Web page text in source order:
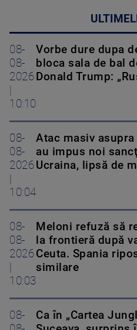
08-
08-
2026
10:10
Vorbe dure dupa
bloca sala de bal
Donald Trump:
08-
08-
2026
10:04
Atac masiv asupra
au impus noi
Ucraina, lipsă de
08-
08-
2026
10:03
Meloni refuză să
la frontieră după
Ceuta. Spania
similare
08-
Ca în „Cartea